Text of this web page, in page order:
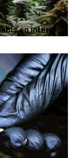
en interior...